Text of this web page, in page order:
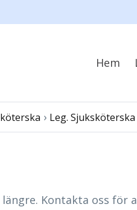
Hem
› Leg. Sjuksköterska
Kontakta oss för